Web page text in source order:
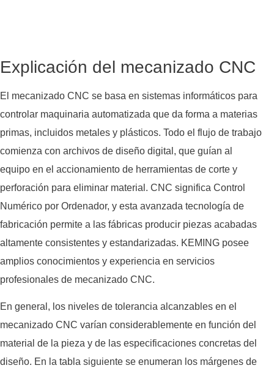
Explicación del mecanizado CNC
El mecanizado CNC se basa en sistemas informáticos para
controlar maquinaria automatizada que da forma a materias
primas, incluidos metales y plásticos. Todo el flujo de trabajo
comienza con archivos de diseño digital, que guían al
equipo en el accionamiento de herramientas de corte y
perforación para eliminar material. CNC significa Control
Numérico por Ordenador, y esta avanzada tecnología de
fabricación permite a las fábricas producir piezas acabadas
altamente consistentes y estandarizadas. KEMING posee
amplios conocimientos y experiencia en servicios
profesionales de mecanizado CNC.
En general, los niveles de tolerancia alcanzables en el
mecanizado CNC varían considerablemente en función del
material de la pieza y de las especificaciones concretas del
diseño. En la tabla siguiente se enumeran los márgenes de